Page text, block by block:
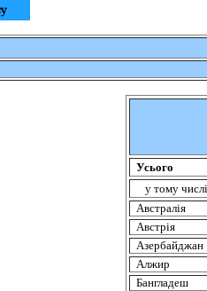
Усього
у тому числі
Австралія
Австрія
Азербайджан
Алжир
Бангладеш